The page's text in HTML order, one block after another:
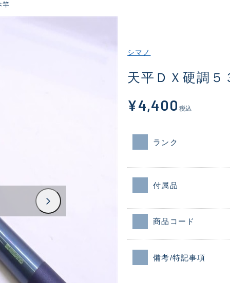
竿
シマノ
天平ＤＸ硬調５
¥4,400 税込
ランク
付属品
商品コード
備考/特記事項